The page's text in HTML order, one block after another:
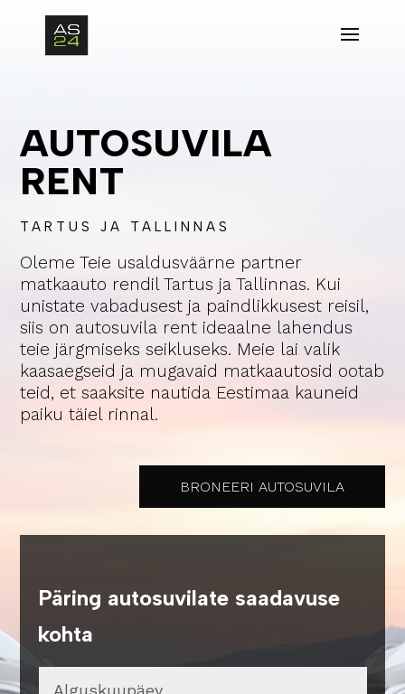
AUTOSUVILA
RENT
TARTUS JA TALLINNAS
Oleme Teie usaldusväärne partner
matkaauto rendil Tartus ja Tallinnas. Kui
unistate vabadusest ja paindlikkusest reisil,
siis on autosuvila rent ideaalne lahendus
teie järgmiseks seikluseks. Meie lai valik
kaasaegseid ja mugavaid matkaautosid ootab
teid, et saaksite nautida Eestimaa kauneid
paiku täiel rinnal.
BRONEERI AUTOSUVILA
Päring autosuvilate saadavuse
kohta